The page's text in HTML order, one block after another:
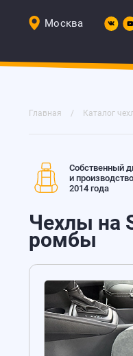
Москва
Главная Каталог
Собственный
и
2014 года
Чехлы на
ромбы